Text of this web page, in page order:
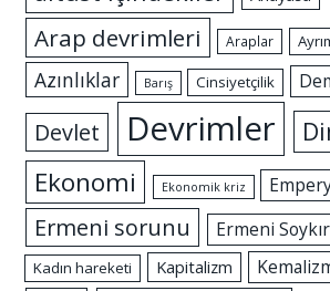
Arap devrimleri Araplar
Azınlıklar Barış Cinsiyetçilik
Devlet Devrimler
Ekonomi Ekonomik kriz
Ermeni sorunu Ermeni
Kadın hareketi Kapitalizm